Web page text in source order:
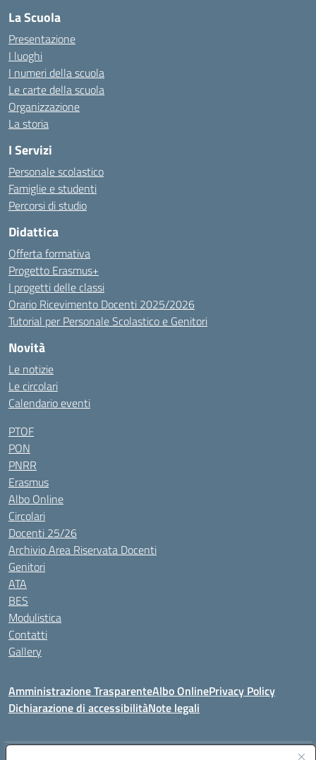
La Scuola
Presentazione
I luoghi
I numeri della scuola
Le carte della scuola
Organizzazione
La storia
I Servizi
Personale scolastico
Famiglie e studenti
Percorsi di studio
Didattica
Offerta formativa
Progetto Erasmus+
I progetti delle classi
Orario Ricevimento Docenti 2025/2026
Tutorial per Personale Scolastico e Genitori
Novità
Le notizie
Le circolari
Calendario eventi
PTOF
PON
PNRR
Erasmus
Albo Online
Circolari
Docenti 25/26
Archivio Area Riservata Docenti
Genitori
ATA
BES
Modulistica
Contatti
Gallery
Amministrazione TrasparenteAlbo OnlinePrivacy Policy
Dichiarazione di accessibilitàNote legali